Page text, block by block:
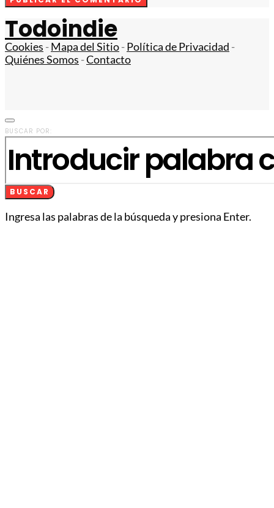
Todoindie
Cookies -Mapa del Sitio-Política de Privacidad -
Quiénes Somos -Contacto
BUSCAR POR:
BUSCAR
Ingresa las palabras de la búsqueda y presiona Enter.